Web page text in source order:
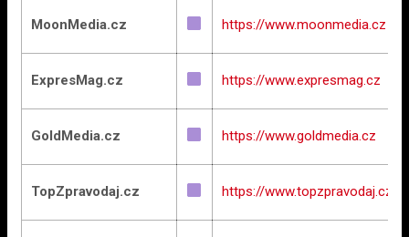
MoonMedia.cz https://www.moonmedia.cz
ExpresMag.cz https://www.expresmag.cz
GoldMedia.cz https://www.goldmedia.cz
TopZpravodaj.cz https://www.topzpravodaj.cz